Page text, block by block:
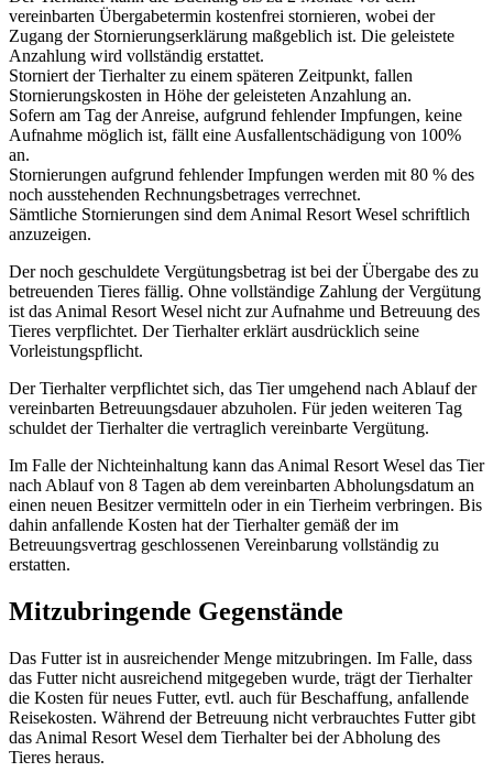
vereinbarten Übergabetermin kostenfrei stornieren, wobei der
Zugang der Stornierungserklärung maßgeblich ist. Die geleistete
Anzahlung wird vollständig erstattet.
Storniert der Tierhalter zu einem späteren Zeitpunkt, fallen
Stornierungskosten in Höhe der geleisteten Anzahlung an.
Sofern am Tag der Anreise, aufgrund fehlender Impfungen, keine
Aufnahme möglich ist, fällt eine Ausfallentschädigung von 100%
an.
Stornierungen aufgrund fehlender Impfungen werden mit 80 % des
noch ausstehenden Rechnungsbetrages verrechnet.
Sämtliche Stornierungen sind dem Animal Resort Wesel schriftlich
anzuzeigen.
Der noch geschuldete Vergütungsbetrag ist bei der Übergabe des zu
betreuenden Tieres fällig. Ohne vollständige Zahlung der Vergütung
ist das Animal Resort Wesel nicht zur Aufnahme und Betreuung des
Tieres verpflichtet. Der Tierhalter erklärt ausdrücklich seine
Vorleistungspflicht.
Der Tierhalter verpflichtet sich, das Tier umgehend nach Ablauf der
vereinbarten Betreuungsdauer abzuholen. Für jeden weiteren Tag
schuldet der Tierhalter die vertraglich vereinbarte Vergütung.
Im Falle der Nichteinhaltung kann das Animal Resort Wesel das Tier
nach Ablauf von 8 Tagen ab dem vereinbarten Abholungsdatum an
einen neuen Besitzer vermitteln oder in ein Tierheim verbringen. Bis
dahin anfallende Kosten hat der Tierhalter gemäß der im
Betreuungsvertrag geschlossenen Vereinbarung vollständig zu
erstatten.
Mitzubringende Gegenstände
Das Futter ist in ausreichender Menge mitzubringen. Im Falle, dass
das Futter nicht ausreichend mitgegeben wurde, trägt der Tierhalter
die Kosten für neues Futter, evtl. auch für Beschaffung, anfallende
Reisekosten. Während der Betreuung nicht verbrauchtes Futter gibt
das Animal Resort Wesel dem Tierhalter bei der Abholung des
Tieres heraus.